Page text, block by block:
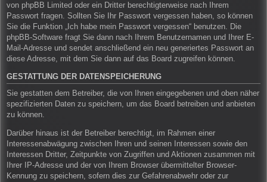
von phpBB Limited oder ein Dritter berechtigterweise nach Ihrem
Passwort fragen. Sollten Sie Ihr Passwort vergessen haben, so können
Sie die Funktion „Ich habe mein Passwort vergessen“ benutzen. Die
phpBB-Software fragt Sie dann nach Ihrem Benutzernamen und Ihrer E-
Mail-Adresse und sendet anschließend ein neu generiertes Passwort an
diese Adresse, mit dem Sie dann auf das Board zugreifen können.
GESTATTUNG DER DATENSPEICHERUNG
Sie gestatten dem Betreiber, die von Ihnen eingegebenen und oben näher
spezifizierten Daten zu speichern, um das Board betreiben und anbieten
zu können.
Darüber hinaus ist der Betreiber berechtigt, im Rahmen einer
Interessenabwägung zwischen Ihren und seinen Interessen sowie den
Interessen Dritter, Zeitpunkte von Zugriffen und Aktionen zusammen mit
Ihrer IP-Adresse und der von Ihrem Browser übermittelter Browser-
Kennung zu speichern, sofern dies zur Gefahrenabwehr oder zur